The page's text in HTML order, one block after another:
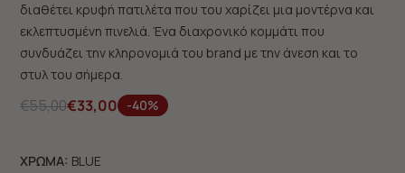
διαθέτει κρυφή πατιλέτα που του χαρίζει μια μοντέρνα και
εκλεπτυσμένη πινελιά. Ένα διαχρονικό κομμάτι που
συνδυάζει την κληρονομιά του brand με την άνεση και το
στυλ του σήμερα.
€55,00€33,00 -40%
ΧΡΩΜΑ: BLUE